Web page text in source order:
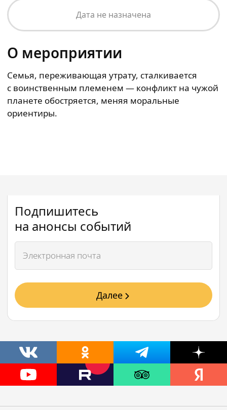
Дата не назначена
О мероприятии
Семья, переживающая утрату, сталкивается
с воинственным племенем — конфликт на чужой
планете обостряется, меняя моральные
ориентиры.
Подпишитесь
на анонсы событий
Далее